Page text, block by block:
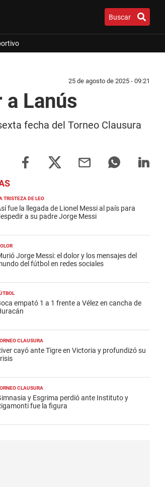
Buscar
25 de agosto de 2025 - 09:21
Lanús
fecha del Torneo Clausura
TRISTEZA DE LEO
fue la llegada de Lionel Messi al país para
a su padre Jorge Messi
Jorge Messi: el dolor y los mensajes del
del fútbol en redes sociales
empató 1 a 1 frente a Vélez en cancha de
CLAUSURA
cayó ante Tigre en Victoria y profundizó su
CLAUSURA
y Esgrima perdió ante Instituto y
fue la figura